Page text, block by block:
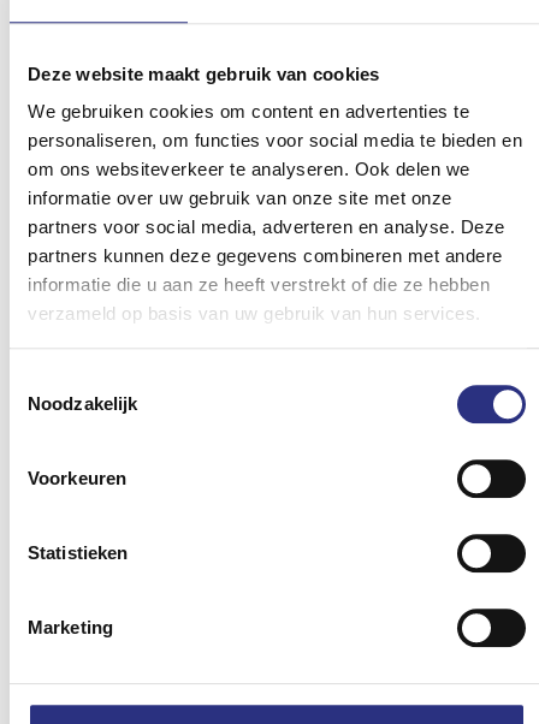
Deze website maakt gebruik van cookies
We gebruiken cookies om content en advertenties te
personaliseren, om functies voor social media te bieden en
om ons websiteverkeer te analyseren. Ook delen we
informatie over uw gebruik van onze site met onze
partners voor social media, adverteren en analyse. Deze
partners kunnen deze gegevens combineren met andere
informatie die u aan ze heeft verstrekt of die ze hebben
verzameld op basis van uw gebruik van hun services.
Noodzakelijk
Voorkeuren
Statistieken
Marketing
Zonnebril: Ray-Ban